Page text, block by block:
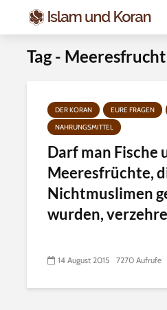
Tag - Meeresfrucht
DER KORAN EURE FRAGEN
NAHRUNGSMITTEL
Darf man Fische
Meeresfrüchte,
Nichtmuslimen
wurden,
14 August 2015 7270 Aufrufe